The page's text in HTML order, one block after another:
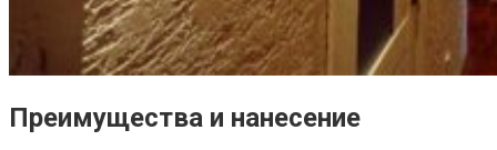
Преимущества и нанесение